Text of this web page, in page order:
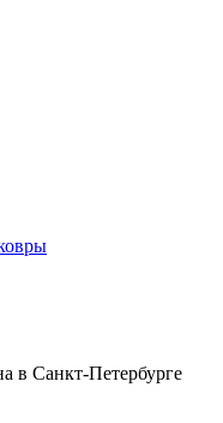
в Санкт-Петербурге